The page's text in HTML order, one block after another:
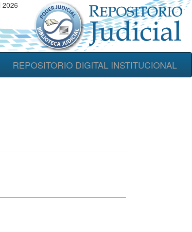
2026
REPOSITORIO DIGITAL INSTITUCIONAL